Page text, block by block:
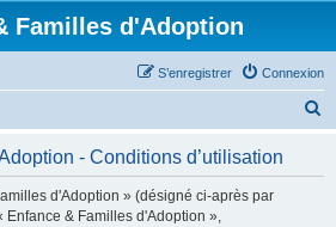
Familles d'Adoption
Connexion
S’enregistrer
- Conditions d’utilisation
d'Adoption » (désigné ci-après par
Enfance & Familles d'Adoption »,